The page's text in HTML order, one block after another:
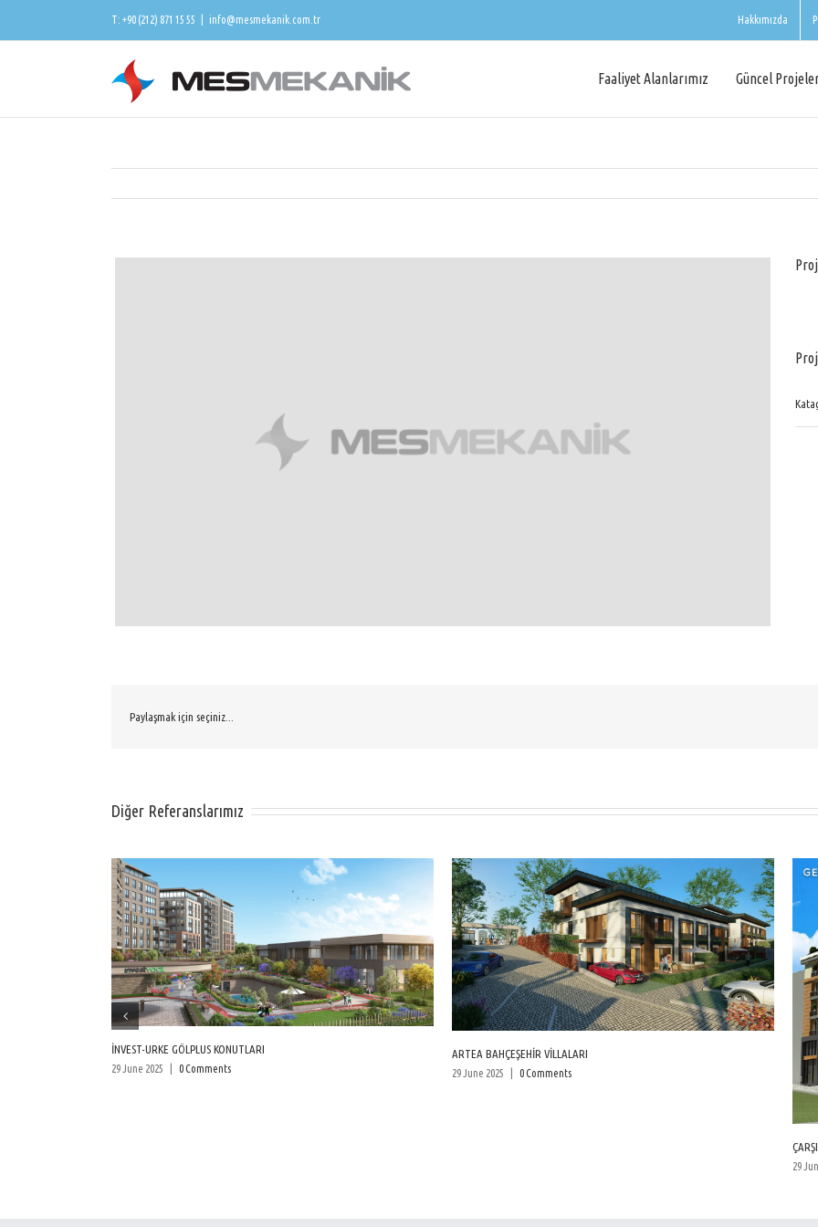
T: +90 (212) 871 15 55 info@mesmekanik.com.tr Hakkımızda
Faaliyet Alanlarımız Güncel
Paylaşmak için seçiniz...
Diğer Referanslarımız
İNVEST-URKE GÖLPLUS KONUTLARI
29 June 2025 0 Comments
ARTEA BAHÇEŞEHİR VİLLALARI
29 June 2025 0 Comments
29